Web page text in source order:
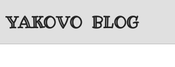
YAKOVO BLOG